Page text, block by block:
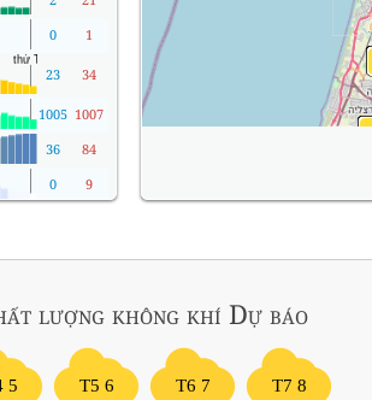
0 1
23 34
1005 1007
36
84
0 9
lượng không khí Dự báo
5 T5 6 T6 7 T7 8